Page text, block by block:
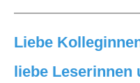
Liebe
liebe Leserinnen